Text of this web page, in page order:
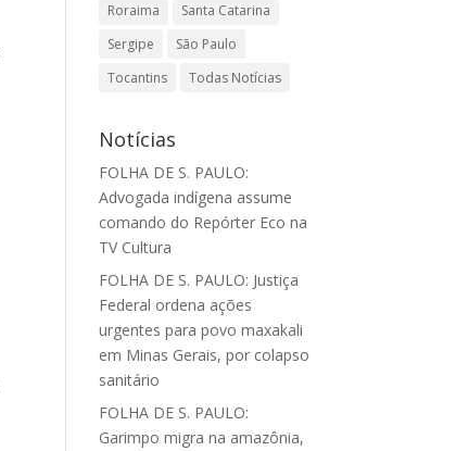
Roraima
Santa Catarina
Sergipe
São Paulo
Tocantins
Todas Notícias
Notícias
FOLHA DE S. PAULO:
Advogada indígena assume
comando do Repórter Eco na
TV Cultura
FOLHA DE S. PAULO: Justiça
Federal ordena ações
urgentes para povo maxakali
em Minas Gerais, por colapso
sanitário
FOLHA DE S. PAULO:
Garimpo migra na amazônia,